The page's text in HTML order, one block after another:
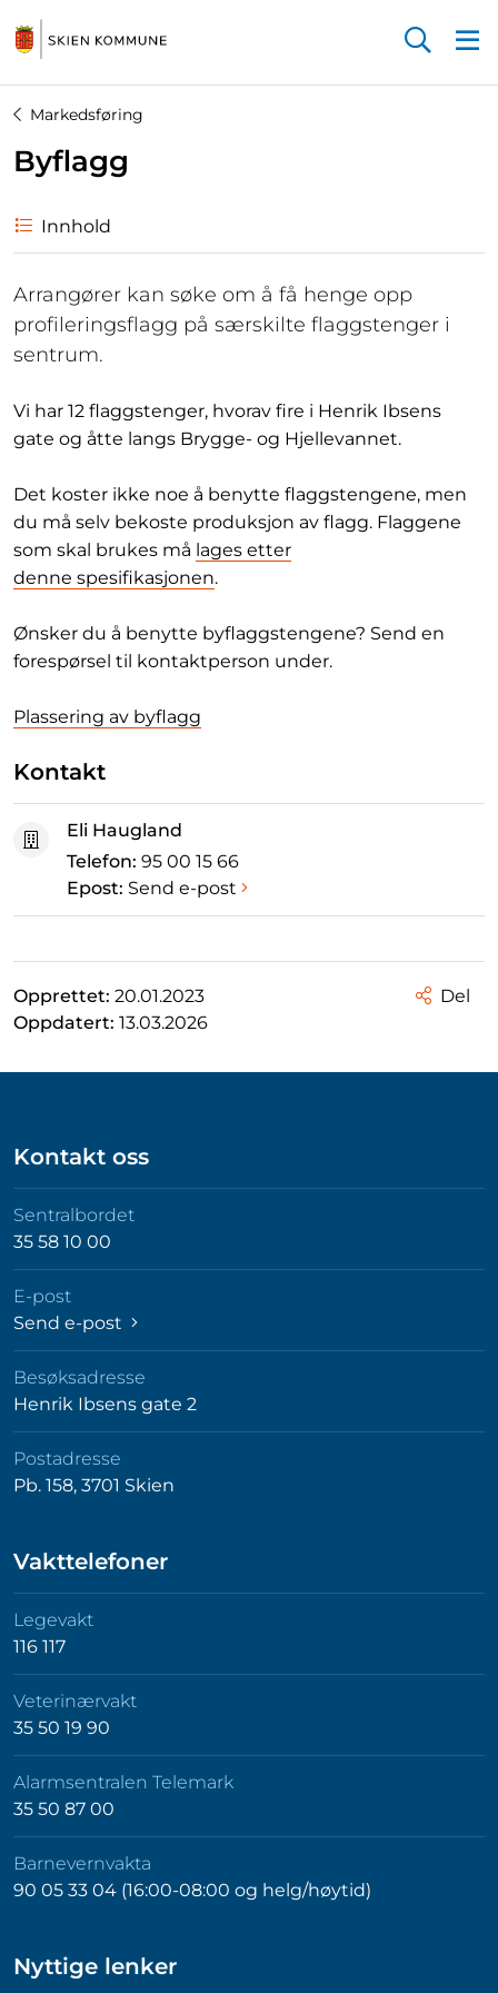
Markedsføring
Byflagg
Innhold
Arrangører kan søke om å få henge opp
profileringsflagg på særskilte flaggstenger i
sentrum.
Vi har 12 flaggstenger, hvorav fire i Henrik Ibsens
gate og åtte langs Brygge- og Hjellevannet.
Det koster ikke noe å benytte flaggstengene, men
du må selv bekoste produksjon av flagg. Flaggene
som skal brukes må lages etter
denne spesifikasjonen.
Ønsker du å benytte byflaggstengene? Send en
forespørsel til kontaktperson under.
Plassering av byflagg
Kontakt
Eli Haugland
Telefon: 95 00 15 66
Epost: Send e-post
Opprettet: 20.01.2023
Oppdatert: 13.03.2026
Del
Kontakt oss
Sentralbordet
35 58 10 00
E-post
Send e-post
Besøksadresse
Henrik Ibsens gate 2
Postadresse
Pb. 158, 3701 Skien
Vakttelefoner
Legevakt
116 117
Veterinærvakt
35 50 19 90
Alarmsentralen Telemark
35 50 87 00
Barnevernvakta
90 05 33 04 (16:00-08:00 og helg/høytid)
Nyttige lenker